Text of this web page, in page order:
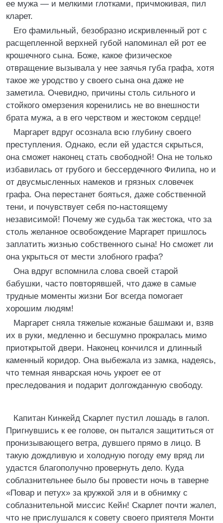
ее мужа — и мелкими глотками, причмокивая, пил
кларет.
Его фамильный, безобразно искривленный рот с
расщепленной верхней губой напоминал ей рот ее
крошечного сына. Боже, какое физическое
отвращение вызывала у нее заячья губа графа, хотя
такое же уродство у своего сына она даже не
заметила. Очевидно, причины столь сильного и
стойкого омерзения коренились не во внешности
брата мужа, а в его черством и жестоком сердце!
Маргарет вдруг осознала всю глубину своего
преступления. Однако, если ей удастся скрыться,
она сможет наконец стать свободной! Она не только
избавилась от грубого и бессердечного Филипа, но и
от двусмысленных намеков и грязных словечек
графа. Она перестанет бояться, даже собственной
тени, и почувствует себя по-настоящему
независимой! Почему же судьба так жестока, что за
столь желанное освобождение Маргарет пришлось
заплатить жизнью собственного сына! Но сможет ли
она укрыться от мести злобного графа?
Она вдруг вспомнила слова своей старой
бабушки, часто повторявшей, что даже в самые
трудные моменты жизни Бог всегда помогает
хорошим людям!
Маргарет сняла тяжелые кожаные башмаки и, взяв
их в руки, медленно и бесшумно прокралась мимо
приоткрытой двери. Наконец кончился и длинный
каменный коридор. Она выбежала из замка, надеясь,
что темная январская ночь укроет ее от
преследования и подарит долгожданную свободу.
Капитан Кинкейд Скарлет пустил лошадь в галоп.
Пригнувшись к ее голове, он пытался защититься от
пронизывающего ветра, дувшего прямо в лицо. В
такую дождливую и холодную погоду ему вряд ли
удастся благополучно провернуть дело. Куда
соблазнительнее было бы провести ночь в таверне
«Повар и петух» за кружкой эля и в обнимку с
соблазнительной миссис Кейн! Скарлет почти жалел,
что не прислушался к совету своего приятеля Монти